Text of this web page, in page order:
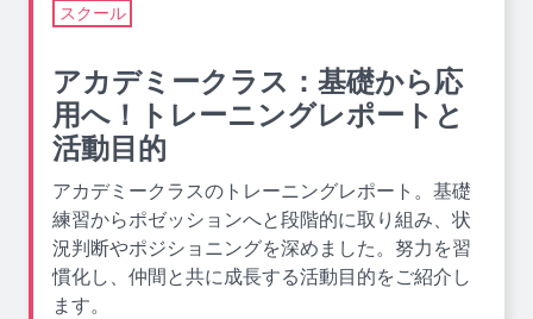
スクール
アカデミークラス：基礎から応
用へ！トレーニングレポートと
活動目的
アカデミークラスのトレーニングレポート。基礎
練習からポゼッションへと段階的に取り組み、状
況判断やポジショニングを深めました。努力を習
慣化し、仲間と共に成長する活動目的をご紹介し
ます。